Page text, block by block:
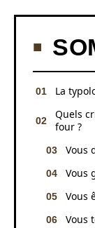
La
Quels
four ?
Vous
Vous
Vous
Vous